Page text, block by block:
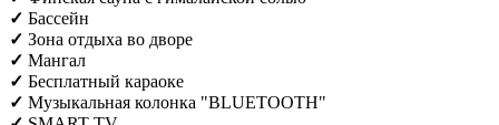
✓ Бассейн
✓ Зона отдыха во дворе
✓ Мангал
✓ Бесплатный караоке
✓ Музыкальная колонка "BLUETOOTH"